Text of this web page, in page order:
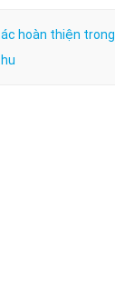
hoàn thiện trong